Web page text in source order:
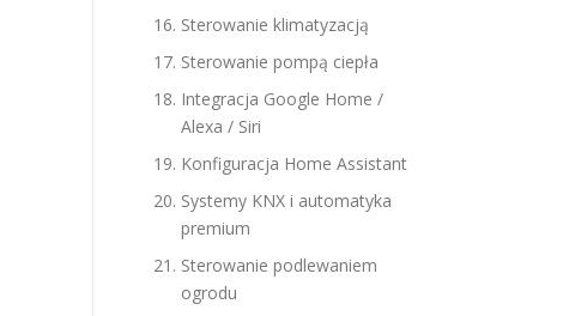
Sterowanie klimatyzacją
Sterowanie pompą ciepła
Integracja Google Home /
Alexa / Siri
Konfiguracja Home Assistant
Systemy KNX i automatyka
premium
Sterowanie podlewaniem
ogrodu